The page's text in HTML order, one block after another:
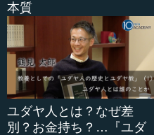
本質
ユダヤ人とは？なぜ差
別？お金持ち？…『ユダ